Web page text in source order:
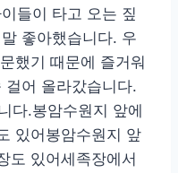
들이 타고 오는 짚
좋아했습니다. 우
했기 때문에 즐거워
걸어 올라갔습니다.
다.봉암수원지 앞에
있어봉암수원지 앞
도 있어세족장에서